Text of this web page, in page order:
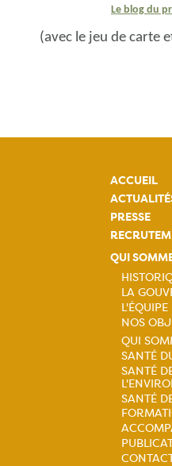
Le blog du
(avec le jeu de carte
ACCUEIL
PRESSE
QUI
LA
L'ÉQUIPE
NOS
QUI
SANTÉ
SANTÉ
SANTÉ